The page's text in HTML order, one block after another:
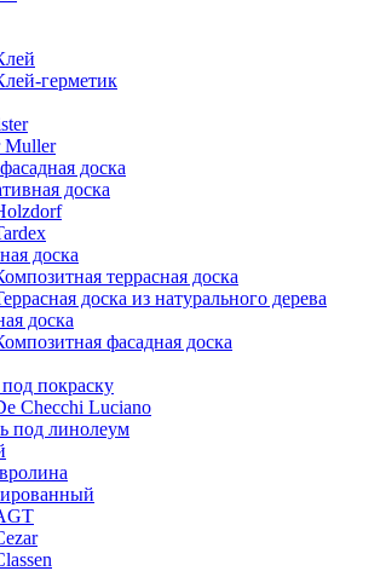
герметик
Muller
доска
доска
доска
террасная доска
доска из натурального дерева
доска
фасадная доска
покраску
Checchi Luciano
под линолеум